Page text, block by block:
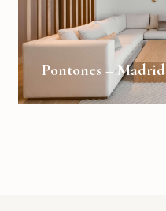
Pontones – Madrid